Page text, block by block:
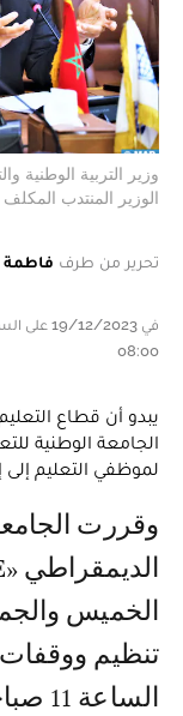
وزير التربية الوطنية
الوزير المنتدب
تحرير من طرف فاطمة
08:00
يبدو أن قطاع
الجامعة الوطنية
لموظفي التعليم
وقررت الجامعة الوطنية للتعليم التوجه
الساعة 11 صباحا.